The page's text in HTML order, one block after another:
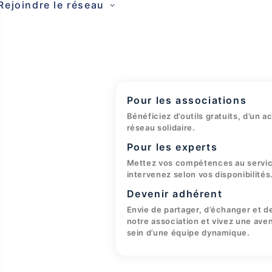
le réseau
Pour les associations
Bénéficiez d’outils gratuits, d’un
réseau solidaire.
Pour les experts
Mettez vos compétences au
intervenez selon vos
Devenir adhérent
Envie de partager, d’échanger et
notre association et vivez une
sein d’une équipe dynamique.